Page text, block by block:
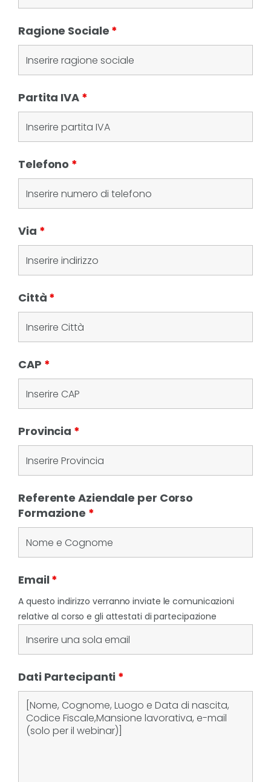
Ragione Sociale *
Partita IVA *
Telefono *
Via *
Città *
CAP *
Provincia *
Referente Aziendale per Corso
Formazione *
Email *
A questo indirizzo verranno inviate le comunicazioni
relative al corso e gli attestati di partecipazione
Dati Partecipanti *